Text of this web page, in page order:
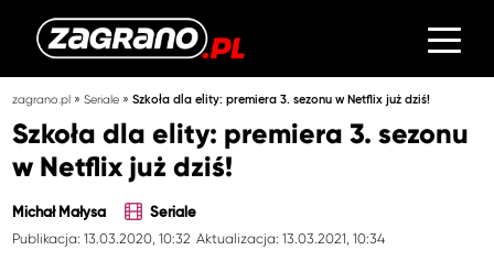
zagrano.pl »Seriale »Szkoła dla elity: premiera 3. sezonu w Netflix już dziś!
Szkoła dla elity: premiera 3. sezonu
w Netflix już dziś!
Michał Małysa Seriale
Publikacja: 13.03.2020, 10:32 Aktualizacja: 13.03.2021, 10:34